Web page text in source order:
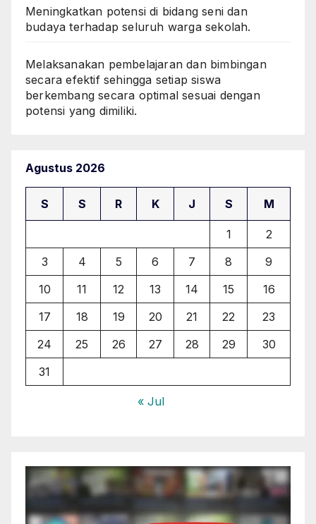
Meningkatkan potensi di bidang seni dan
budaya terhadap seluruh warga sekolah.
Melaksanakan pembelajaran dan bimbingan
secara efektif sehingga setiap siswa
berkembang secara optimal sesuai dengan
potensi yang dimiliki.
Agustus 2026
S S R K J S M
1
2
3
4 5 6 7 8
9
10
11 12 13 14 15
16
17
18 19 20 21 22
23
24
25 26 27 28 29
30
31
« Jul